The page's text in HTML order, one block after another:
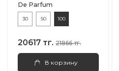
De Parfum
30 50 100
20617 тг. 21866 тг.
В корзину